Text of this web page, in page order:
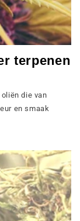
terpenen
die van
en smaak